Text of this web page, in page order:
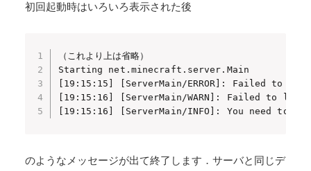
初回起動時はいろいろ表示された後
（これより上は省略）
Starting net.minecraft.server.Main
[19:15:15] [ServerMain/ERROR]: Failed to
[19:15:16] [ServerMain/WARN]: Failed to
[19:15:16] [ServerMain/INFO]: You need
のようなメッセージが出て終了します．サーバと同じデ